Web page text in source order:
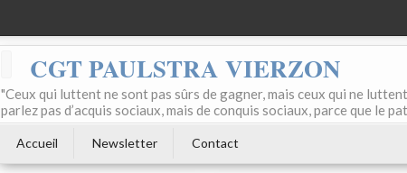
CGT PAULSTRA VIERZON
"Ceux qui luttent ne sont pas sûrs de gagner, mais ceux qui ne
parlez pas d’acquis sociaux, mais de conquis sociaux, parce que le
Accueil Newsletter Contact